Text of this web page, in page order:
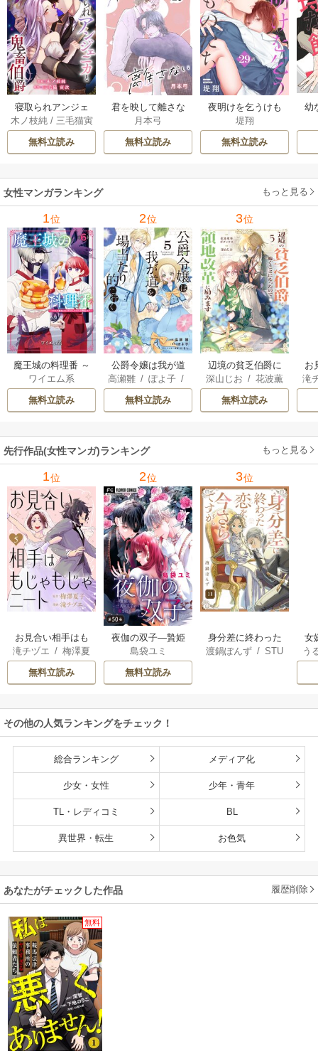
寝取られアンジェ
ニカと鬼畜伯爵
［ばら売り］ 14巻
木ノ枝純/ 三毛猫寅
次
無料立読み
君を映して離さな
い[ばら売り] 25巻
月本弓
無料立読み
夜明けを乞うけも
のたち[ばら売り] 2
8-29巻
堤翔
無料立読み
幼
女性マンガランキング もっと見る
1位
魔王城の料理番 ～
コワモテ魔族ばか
りだけど、ホワイ
トな職場です～
ワイエム系
無料立読み
2位
公爵令嬢は我が道
を場当たり的に行
く
高瀬雛/ ぽよ子/
にもし
無料立読み
3位
辺境の貧乏伯爵に
嫁ぐことになった
ので領地改革に励
みます ～the letter
深山じお /花波薫
/ボダックス
無料立読み
お
じ
滝
先行作品(女性マンガ)ランキング もっと見る
1位
お見合い相手はも
じゃもじゃニート
滝チヅエ /梅澤夏
子（エブリスタ）
無料立読み
2位
夜伽の双子―贄姫
は二人の王子に愛
される―【マイク
ロ】
島袋ユミ
無料立読み
3位
身分差に終わった
恋を、今さらです
渡鍋ぽんず /STU
女
一
う
その他の人気ランキングをチェック！
総合ランキング メディア化
少女・女性 少年・青年
TL・レディコミ BL
異世界・転生 お色気
あなたがチェックした作品 履歴削除
無料